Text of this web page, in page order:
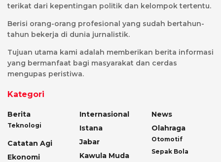
terikat dari kepentingan politik dan kelompok tertentu.
Berisi orang-orang profesional yang sudah bertahun-
tahun bekerja di dunia jurnalistik.
Tujuan utama kami adalah memberikan berita informasi
yang bermanfaat bagi masyarakat dan cerdas
mengupas peristiwa.
Kategori
Berita
Teknologi
Catatan Agi
Ekonomi
Internasional
Istana
Jabar
Kawula Muda
News
Olahraga
Otomotif
Sepak Bola